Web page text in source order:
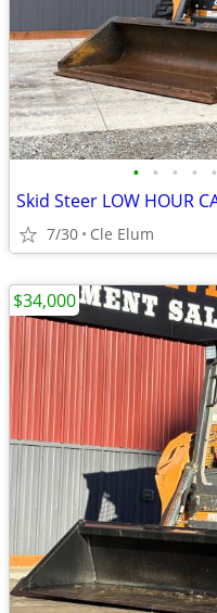
• • • • •
7/30 Cle Elum
$34,000